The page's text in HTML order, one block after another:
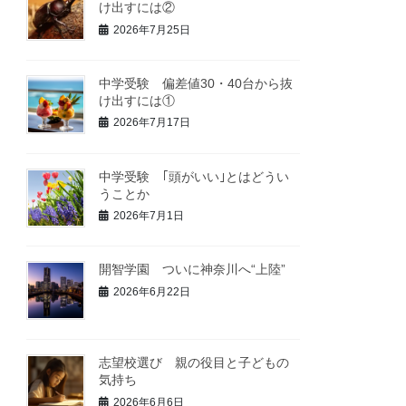
け出すには②
2026年7月25日
中学受験 偏差値30・40台から抜
け出すには①
2026年7月17日
中学受験 ｢頭がいい｣とはどうい
うことか
2026年7月1日
開智学園 ついに神奈川へ“上陸”
2026年6月22日
志望校選び 親の役目と子どもの
気持ち
2026年6月6日